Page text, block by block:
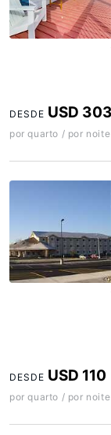
DESDE USD 303
por quarto / por noite
DESDE USD 110
por quarto / por noite